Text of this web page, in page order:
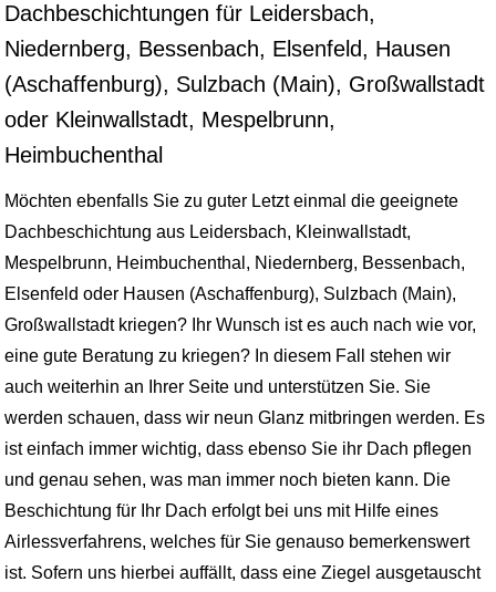
Dachbeschichtungen für Leidersbach,
Niedernberg, Bessenbach, Elsenfeld, Hausen
(Aschaffenburg), Sulzbach (Main), Großwallstadt
oder Kleinwallstadt, Mespelbrunn,
Heimbuchenthal
Möchten ebenfalls Sie zu guter Letzt einmal die geeignete
Dachbeschichtung aus Leidersbach, Kleinwallstadt,
Mespelbrunn, Heimbuchenthal, Niedernberg, Bessenbach,
Elsenfeld oder Hausen (Aschaffenburg), Sulzbach (Main),
Großwallstadt kriegen? Ihr Wunsch ist es auch nach wie vor,
eine gute Beratung zu kriegen? In diesem Fall stehen wir
auch weiterhin an Ihrer Seite und unterstützen Sie. Sie
werden schauen, dass wir neun Glanz mitbringen werden. Es
ist einfach immer wichtig, dass ebenso Sie ihr Dach pflegen
und genau sehen, was man immer noch bieten kann. Die
Beschichtung für Ihr Dach erfolgt bei uns mit Hilfe eines
Airlessverfahrens, welches für Sie genauso bemerkenswert
ist. Sofern uns hierbei auffällt, dass eine Ziegel ausgetauscht